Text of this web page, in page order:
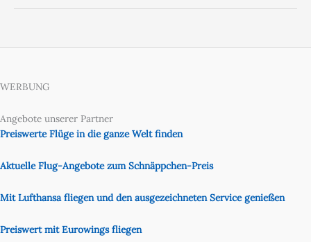
WERBUNG
Angebote unserer Partner
Preiswerte Flüge in die ganze Welt finden
Aktuelle Flug-Angebote zum Schnäppchen-Preis
Mit Lufthansa fliegen und den ausgezeichneten Service genießen
Preiswert mit Eurowings fliegen